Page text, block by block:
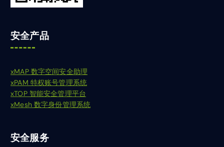
安全产品
xMAP 数字空间安全助理
xPAM 特权账号管理系统
xTOP 智能安全管理平台
xMesh 数字身份管理系统
安全服务